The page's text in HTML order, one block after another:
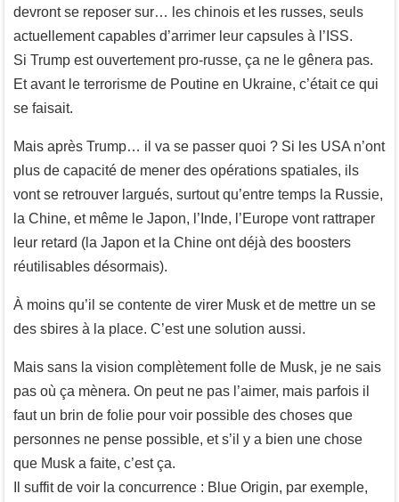
devront se reposer sur… les chinois et les russes, seuls
actuellement capables d’arrimer leur capsules à l’ISS.
Si Trump est ouvertement pro-russe, ça ne le gênera pas.
Et avant le terrorisme de Poutine en Ukraine, c’était ce qui
se faisait.
Mais après Trump… il va se passer quoi ? Si les USA n’ont
plus de capacité de mener des opérations spatiales, ils
vont se retrouver largués, surtout qu’entre temps la Russie,
la Chine, et même le Japon, l’Inde, l’Europe vont rattraper
leur retard (la Japon et la Chine ont déjà des boosters
réutilisables désormais).
À moins qu’il se contente de virer Musk et de mettre un se
des sbires à la place. C’est une solution aussi.
Mais sans la vision complètement folle de Musk, je ne sais
pas où ça mènera. On peut ne pas l’aimer, mais parfois il
faut un brin de folie pour voir possible des choses que
personnes ne pense possible, et s’il y a bien une chose
que Musk a faite, c’est ça.
Il suffit de voir la concurrence : Blue Origin, par exemple,